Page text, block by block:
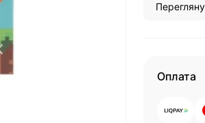
Оплата